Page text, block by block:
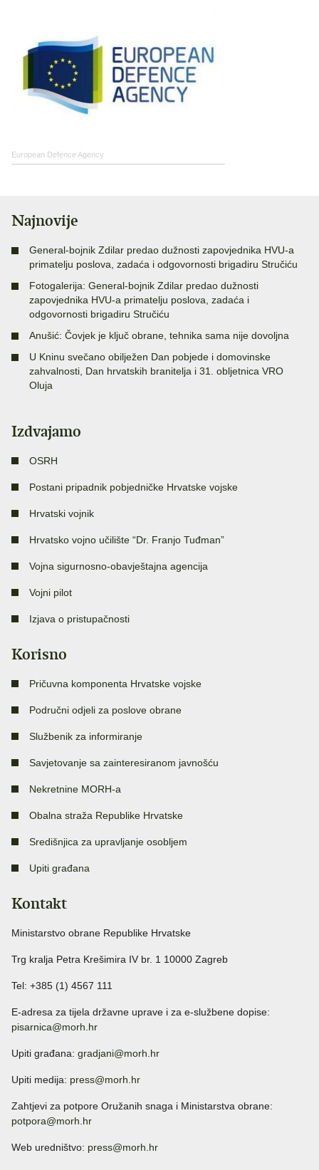
European Defence Agency
Najnovije
General-bojnik Zdilar predao dužnosti zapovjednika HVU-a
primatelju poslova, zadaća i odgovornosti brigadiru Stručiću
Fotogalerija: General-bojnik Zdilar predao dužnosti
zapovjednika HVU-a primatelju poslova, zadaća i
odgovornosti brigadiru Stručiću
Anušić: Čovjek je ključ obrane, tehnika sama nije dovoljna
U Kninu svečano obilježen Dan pobjede i domovinske
zahvalnosti, Dan hrvatskih branitelja i 31. obljetnica VRO
Oluja
Izdvajamo
OSRH
Postani pripadnik pobjedničke Hrvatske vojske
Hrvatski vojnik
Hrvatsko vojno učilište “Dr. Franjo Tuđman”
Vojna sigurnosno-obavještajna agencija
Vojni pilot
Izjava o pristupačnosti
Korisno
Pričuvna komponenta Hrvatske vojske
Područni odjeli za poslove obrane
Službenik za informiranje
Savjetovanje sa zainteresiranom javnošću
Nekretnine MORH-a
Obalna straža Republike Hrvatske
Središnjica za upravljanje osobljem
Upiti građana
Kontakt
Ministarstvo obrane Republike Hrvatske
Trg kralja Petra Krešimira IV br. 1 10000 Zagreb
Tel: +385 (1) 4567 111
E-adresa za tijela državne uprave i za e-službene dopise:
pisarnica@morh.hr
Upiti građana: gradjani@morh.hr
Upiti medija: press@morh.hr
Zahtjevi za potpore Oružanih snaga i Ministarstva obrane:
potpora@morh.hr
Web uredništvo: press@morh.hr